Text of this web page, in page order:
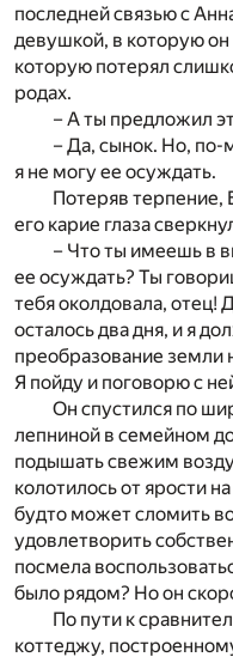
последней связью с
девушкой, в которую он
которую потерял
родах.
– А ты предложил
– Да, сынок. Но, по-
я не могу ее осуждать.
Потеряв терпение,
его карие глаза
– Что ты имеешь в
ее осуждать? Ты
тебя околдовала, отец!
осталось два дня, и я
преобразование земли
Я пойду и поговорю с
Он спустился по
лепниной в семейном
подышать свежим
колотилось от ярости
будто может сломить
удовлетворить
посмела
было рядом? Но он
По пути к
коттеджу,